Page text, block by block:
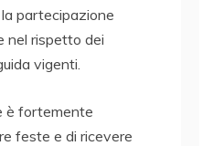
partecipazione
nel rispetto dei
vigenti.
è fortemente
feste e di ricevere